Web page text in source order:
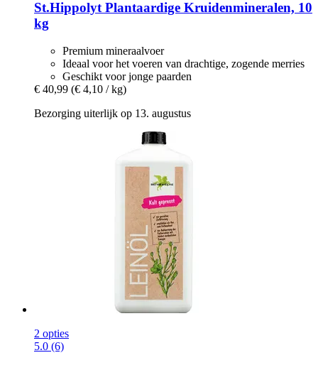
St.HippolytPlantaardige Kruidenmineralen, 10
kg
Premium mineraalvoer
Ideaal voor het voeren van drachtige, zogende merries
Geschikt voor jonge paarden
€ 40,99 (€ 4,10 / kg)
Bezorging uiterlijk op 13. augustus
2 opties
5.0 (6)